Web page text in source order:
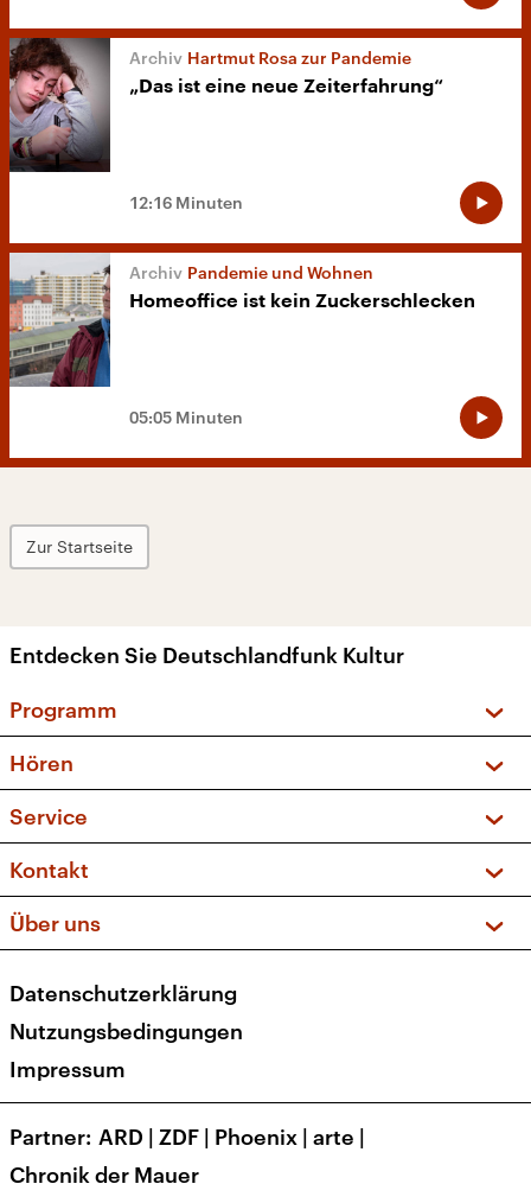
Hartmut Rosa zur Pandemie
„Das ist eine neue Zeiterfahrung“
12:16 Minuten
Pandemie und Wohnen
Homeoffice ist kein Zuckerschlecken
05:05 Minuten
Zur Startseite
Entdecken Sie Deutschlandfunk Kultur
Programm
Sendungen und Podcasts
Musikliste
Kakadu – Das Kinderprogramm
Hören
Frequenzen (UKW + DAB+)
Service
FAQ
Apps
Newsletter
Veranstaltungen
Kontakt
Social Media
Über uns
Presse
Karriere
Transparenz
Datenschutzerklärung
Nutzungsbedingungen
Impressum
Partner ARD | ZDF | Phoenix | arte |
Chronik der Mauer